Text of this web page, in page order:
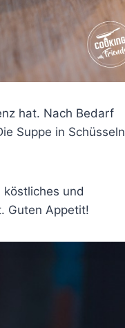
hat. Nach Bedarf
Suppe in Schüsseln
und
Guten Appetit!